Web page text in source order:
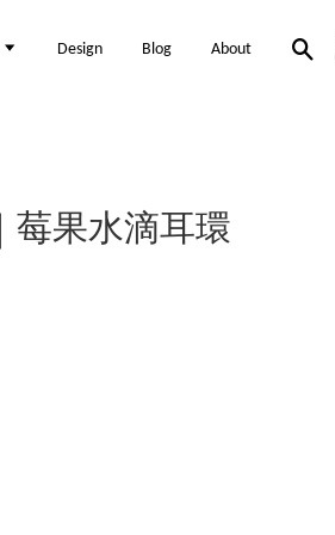
Design Blog About
莓果水滴耳環